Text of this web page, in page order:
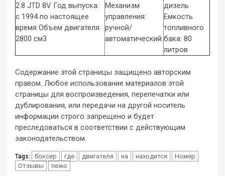
2.8 JTD 8V Год выпуска:
с 1994 по настоящее
время Объем двигателя:
2800 см3
Механизм
управления:
ручной/
автоматический.
дизель
Емкость
топливного
бака: 80
литров
Содержание этой страницы защищено авторским
правом. Любое использование материалов этой
страницы для воспроизведения, перепечатки или
дублирования, или передачи на другой носитель
информации строго запрещено и будет
преследоваться в соответствии с действующим
законодательством.
Tags: боксер где двигателя на находится
Номер
Отзывы
пежо